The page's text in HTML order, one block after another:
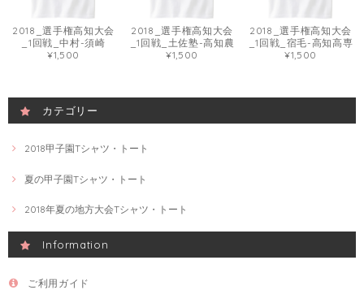
2018_選手権高知大会
_1回戦_中村-須崎
¥1,500
2018_選手権高知大会
_1回戦_土佐塾-高知農
¥1,500
2018_選手権高知大会
_1回戦_宿毛-高知高専
¥1,500
カテゴリー
2018甲子園Tシャツ・トート
夏の甲子園Tシャツ・トート
2018年夏の地方大会Tシャツ・トート
Information
ご利用ガイド